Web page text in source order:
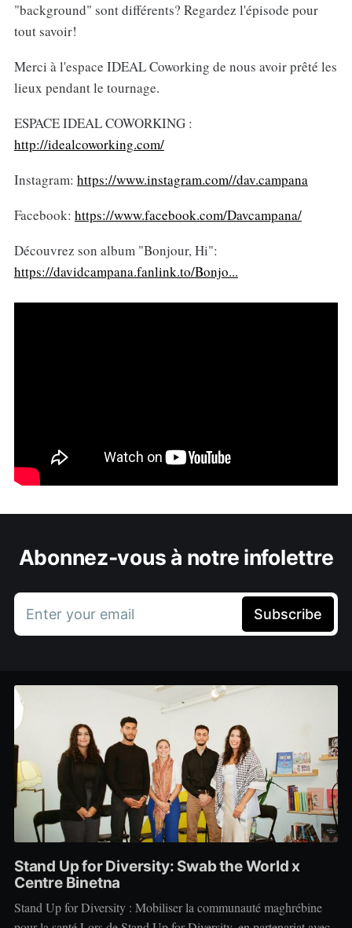
"background" sont différents? Regardez l'épisode pour
tout savoir!
Merci à l'espace IDEAL Coworking de nous avoir prêté les
lieux pendant le tournage.
ESPACE IDEAL COWORKING :
http://idealcoworking.com/
Instagram: https://www.instagram.com//dav.campana
Facebook: https://www.facebook.com/Davcampana/
Découvrez son album "Bonjour, Hi":
https://davidcampana.fanlink.to/Bonjo...
Abonnez-vous à notre infolettre
Enter your email Subscribe
Stand Up for Diversity: Swab the World x
Centre Binetna
Stand Up for Diversity : Mobiliser la communauté maghrébine